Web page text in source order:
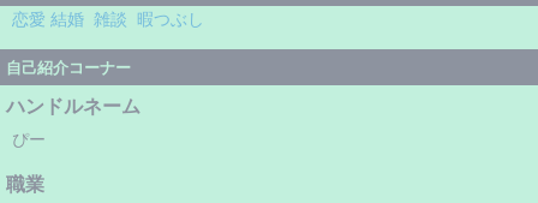
恋愛 結婚 雑談 暇つぶし
自己紹介コーナー
ハンドルネーム
ぴー
職業